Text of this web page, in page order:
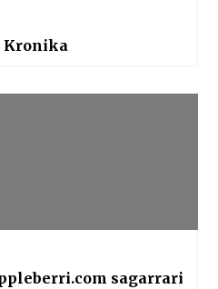
Kronika
sagarrari